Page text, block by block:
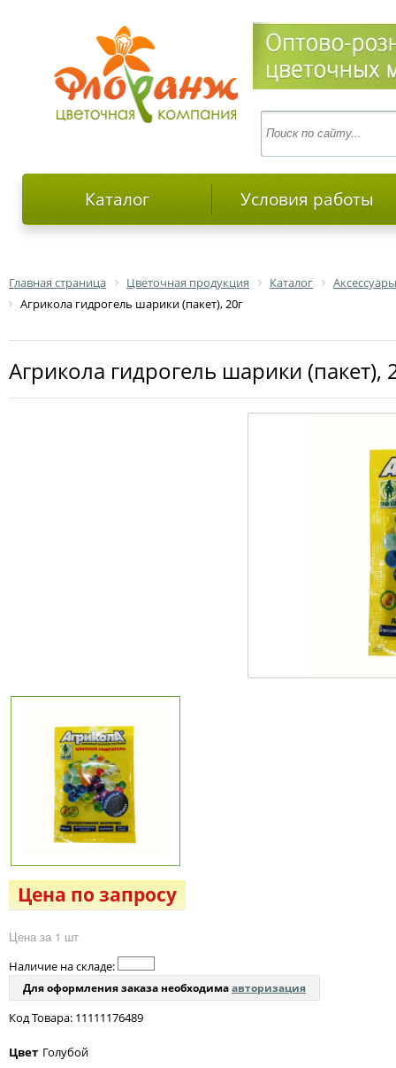
Каталог Условия работы
Главная страница Цветочная продукция Каталог
Агрикола гидрогель шарики (пакет), 20г
Агрикола гидрогель шарики (пакет),
Цена по запросу
Цена за 1 шт
Наличие на складе:
Для оформления заказа необходимаавторизация
Код Товара: 11111176489
Цвет Голубой